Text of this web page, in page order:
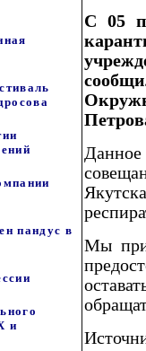
пандус в
и
С 05
Данное
Мы